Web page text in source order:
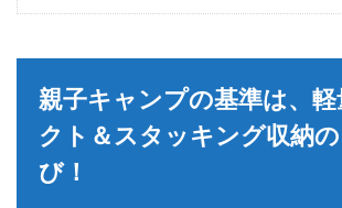
親子キャンプの基準は、
クト＆スタッキング収納
び！